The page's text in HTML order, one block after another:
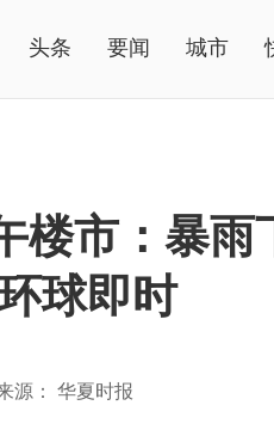
头条 要闻 城市
楼市：暴雨
球即时
源： 华夏时报